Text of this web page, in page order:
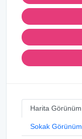
Harita Görünüm
Sokak Görünüm